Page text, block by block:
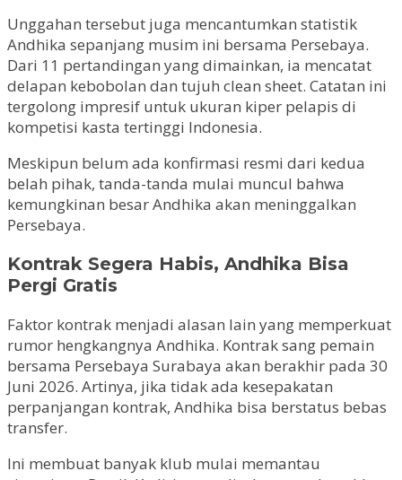
Unggahan tersebut juga mencantumkan statistik
Andhika sepanjang musim ini bersama Persebaya.
Dari 11 pertandingan yang dimainkan, ia mencatat
delapan kebobolan dan tujuh clean sheet. Catatan ini
tergolong impresif untuk ukuran kiper pelapis di
kompetisi kasta tertinggi Indonesia.
Meskipun belum ada konfirmasi resmi dari kedua
belah pihak, tanda-tanda mulai muncul bahwa
kemungkinan besar Andhika akan meninggalkan
Persebaya.
Kontrak Segera Habis, Andhika Bisa
Pergi Gratis
Faktor kontrak menjadi alasan lain yang memperkuat
rumor hengkangnya Andhika. Kontrak sang pemain
bersama Persebaya Surabaya akan berakhir pada 30
Juni 2026. Artinya, jika tidak ada kesepakatan
perpanjangan kontrak, Andhika bisa berstatus bebas
transfer.
Ini membuat banyak klub mulai memantau